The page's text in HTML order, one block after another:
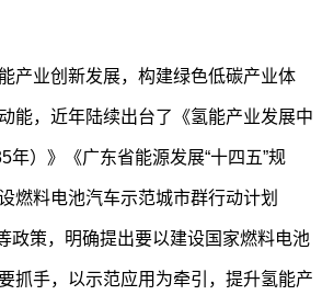
产业创新发展，构建绿色低碳产业体
能，近年陆续出台了《氢能产业发展中
年）》《广东省能源发展“十四五”规
燃料电池汽车示范城市群行动计划
政策，明确提出要以建设国家燃料电池
抓手，以示范应用为牵引，提升氢能产